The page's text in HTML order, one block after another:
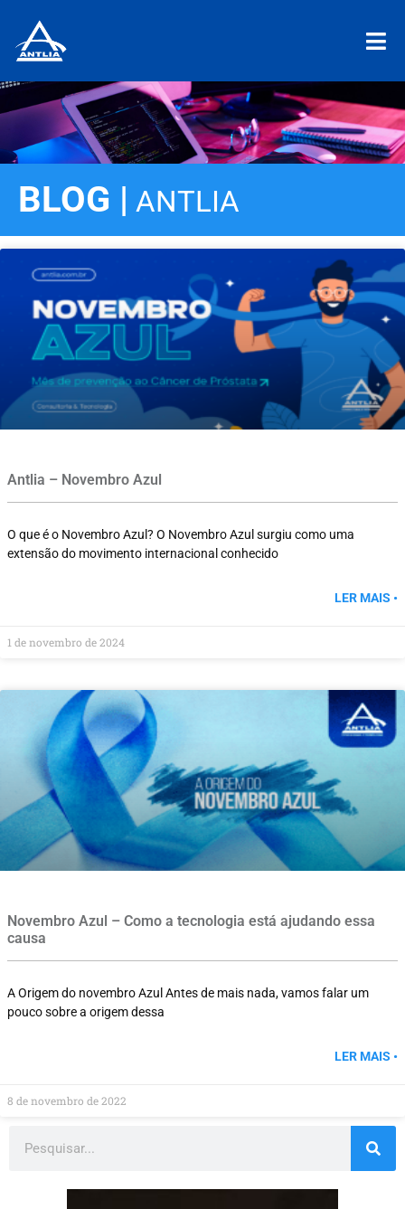
BLOG | ANTLIA
Antlia – Novembro Azul
O que é o Novembro Azul? O Novembro Azul surgiu como uma
extensão do movimento internacional conhecido
LER MAIS •
1 de novembro de 2024
Novembro Azul – Como a tecnologia está ajudando essa
causa
A Origem do novembro Azul Antes de mais nada, vamos falar um
pouco sobre a origem dessa
LER MAIS •
8 de novembro de 2022